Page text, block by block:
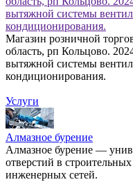
вытяжной системы
кондиционирования.
Магазин розничной
область, рп Кольцово.
вытяжной системы
кондиционирования.
Услуги
Алмазное бурение
Алмазное бурение —
отверстий в
инженерных сетей.